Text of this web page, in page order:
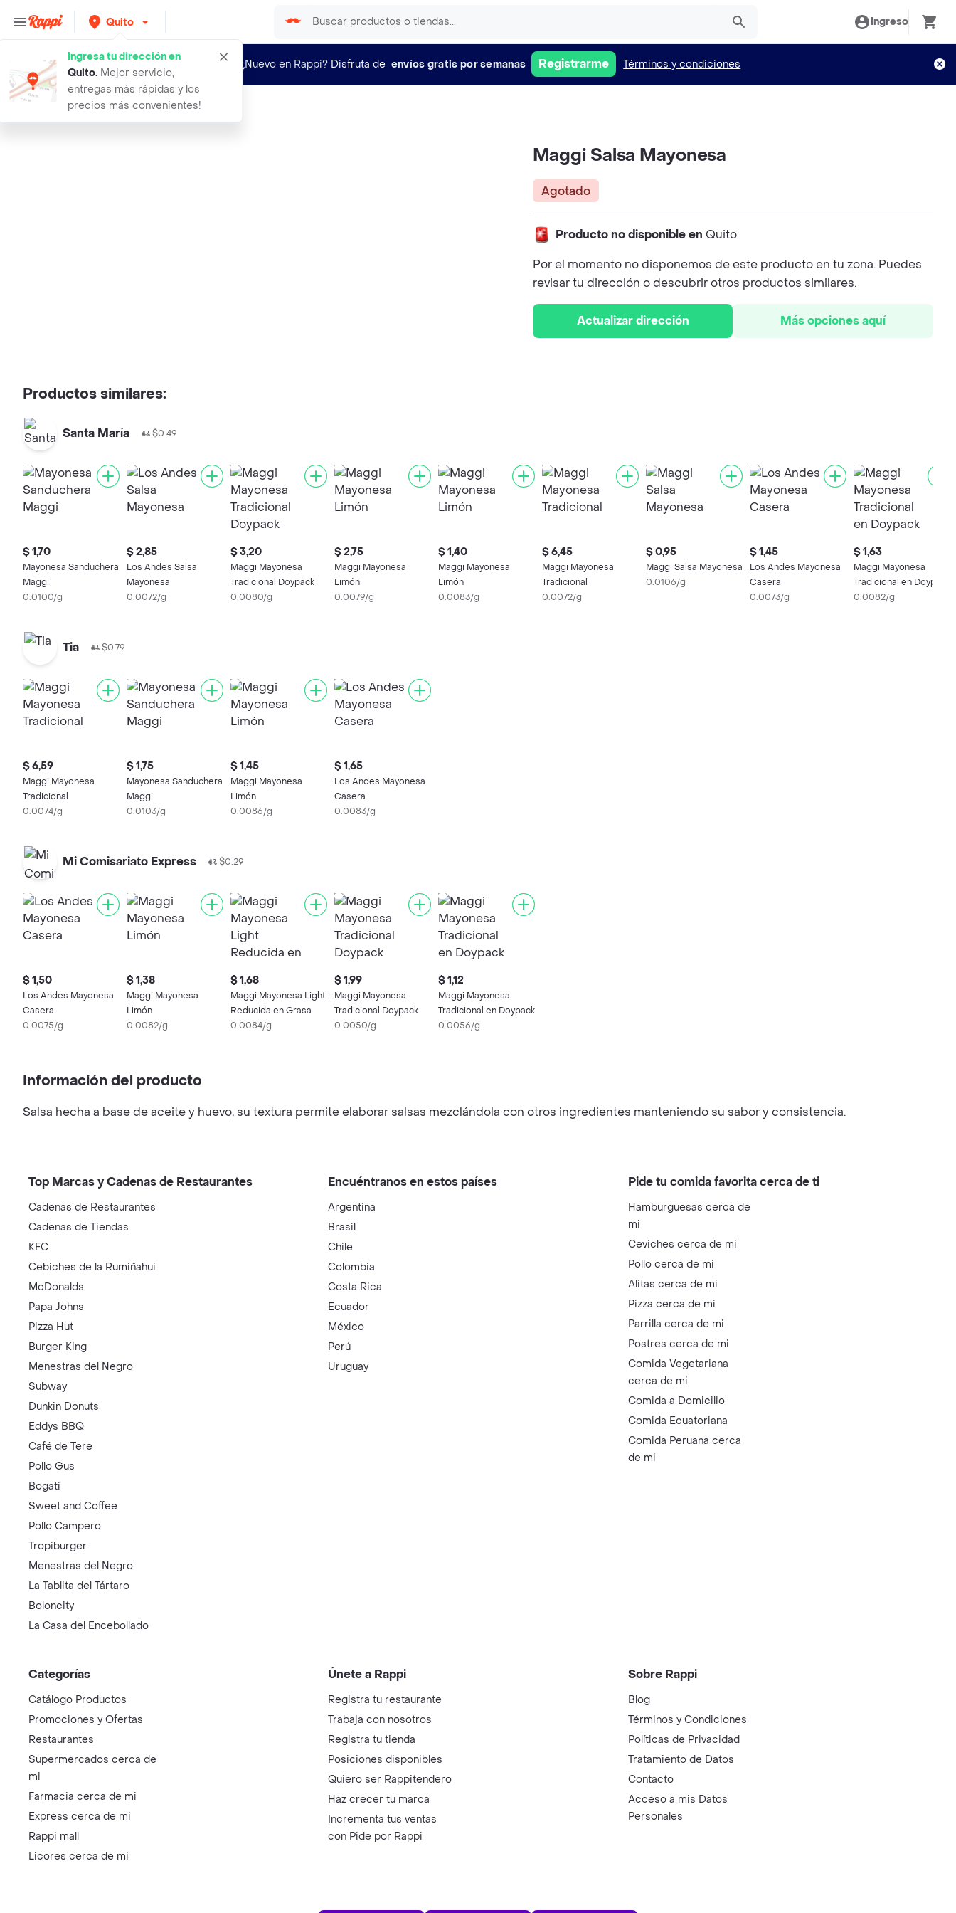
Quito
Ingresa tu dirección en
Quito. Mejor servicio,
entregas más rápidas y los
precios más convenientes!
Ingreso
¿Nuevo en Rappi? Disfruta de envíos gratis por semanas Registrarme Términos y condiciones
maggi salsa mayonesa
Maggi Salsa Mayonesa
Agotado
Producto no disponible en Quito
Por el momento no disponemos de este producto en tu zona. Puedes
revisar tu dirección o descubrir otros productos similares.
Actualizar dirección Más opciones aquí
Productos similares:
Santa María $0.49
$ 1,70
Mayonesa Sanduchera
Maggi
0.0100/g
$ 2,85
Los Andes Salsa
Mayonesa
0.0072/g
$ 3,20
Maggi Mayonesa
Tradicional Doypack
0.0080/g
$ 2,75
Maggi Mayonesa
Limón
0.0079/g
$ 1,40
Maggi Mayonesa
Limón
0.0083/g
$ 6,45
Maggi Mayonesa
Tradicional
0.0072/g
$ 0,95
Maggi Salsa Mayonesa
0.0106/g
$ 1,45
Los Andes Mayonesa
Casera
0.0073/g
$ 1,63
Maggi Mayonesa
Tradicional en Doypack
0.0082/g
Tia $0.79
$ 6,59
Maggi Mayonesa
Tradicional
0.0074/g
$ 1,75
Mayonesa Sanduchera
Maggi
0.0103/g
$ 1,45
Maggi Mayonesa
Limón
0.0086/g
$ 1,65
Los Andes Mayonesa
Casera
0.0083/g
Mi Comisariato Express $0.29
$ 1,50
Los Andes Mayonesa
Casera
0.0075/g
$ 1,38
Maggi Mayonesa
Limón
0.0082/g
$ 1,68
Maggi Mayonesa Light
Reducida en Grasa
0.0084/g
$ 1,99
Maggi Mayonesa
Tradicional Doypack
0.0050/g
$ 1,12
Maggi Mayonesa
Tradicional en Doypack
0.0056/g
Información del producto
Salsa hecha a base de aceite y huevo, su textura permite elaborar salsas mezclándola con otros ingredientes manteniendo su sabor y consistencia.
Top Marcas y Cadenas de Restaurantes
Cadenas de Restaurantes
Cadenas de Tiendas
KFC
Cebiches de la Rumiñahui
McDonalds
Papa Johns
Pizza Hut
Burger King
Menestras del Negro
Subway
Dunkin Donuts
Eddys BBQ
Café de Tere
Pollo Gus
Bogati
Sweet and Coffee
Pollo Campero
Tropiburger
Menestras del Negro
La Tablita del Tártaro
Boloncity
La Casa del Encebollado
Encuéntranos en estos países
Argentina
Brasil
Chile
Colombia
Costa Rica
Ecuador
México
Perú
Uruguay
Pide tu comida favorita cerca de ti
Hamburguesas cerca de
mi
Ceviches cerca de mi
Pollo cerca de mi
Alitas cerca de mi
Pizza cerca de mi
Parrilla cerca de mi
Postres cerca de mi
Comida Vegetariana
cerca de mi
Comida a Domicilio
Comida Ecuatoriana
Comida Peruana cerca
de mi
Categorías
Catálogo Productos
Promociones y Ofertas
Restaurantes
Supermercados cerca de
mi
Farmacia cerca de mi
Express cerca de mi
Rappi mall
Licores cerca de mi
Únete a Rappi
Registra tu restaurante
Trabaja con nosotros
Registra tu tienda
Posiciones disponibles
Quiero ser Rappitendero
Haz crecer tu marca
Incrementa tus ventas
con Pide por Rappi
Sobre Rappi
Blog
Términos y Condiciones
Políticas de Privacidad
Tratamiento de Datos
Contacto
Acceso a mis Datos
Personales